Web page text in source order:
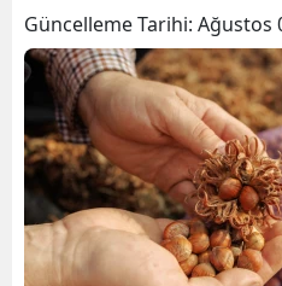
Güncelleme Tarihi: Ağustos